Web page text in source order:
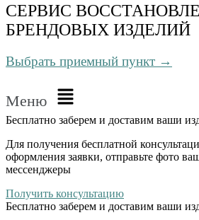
СЕРВИС
БРЕНДОВЫХ ИЗДЕЛИЙ
Выбрать приемный пункт →
Меню
Бесплатно заберем и доставим ваши
Для получения бесплатной
оформления заявки, отправьте фото
мессенджеры
Получить консультацию
Бесплатно заберем и доставим ваши